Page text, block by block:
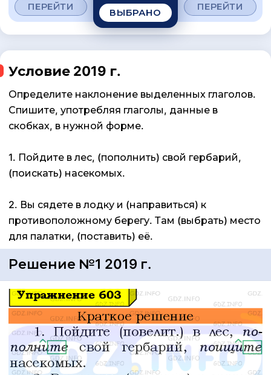
ПЕРЕЙТИ
ВЫБРАНО
ПЕРЕЙТИ
Условие 2019 г.
Определите наклонение выделенных глаголов.
Спишите, употребляя глаголы, данные в
скобках, в нужной форме.
1. Пойдите в лес, (пополнить) свой гербарий,
(поискать) насекомых.
2. Вы сядете в лодку и (направиться) к
противоположному берегу. Там (выбрать) место
для палатки, (поставить) её.
Решение №1 2019 г.